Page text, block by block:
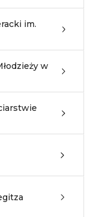
im.
w